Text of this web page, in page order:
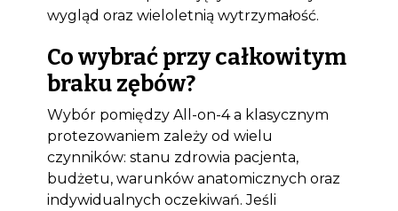
wygląd oraz wieloletnią wytrzymałość.
Co wybrać przy całkowitym
braku zębów?
Wybór pomiędzy All-on-4 a klasycznym
protezowaniem zależy od wielu
czynników: stanu zdrowia pacjenta,
budżetu, warunków anatomicznych oraz
indywidualnych oczekiwań. Jeśli